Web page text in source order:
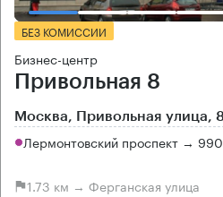
БЕЗ КОМИССИИ
Бизнес-центр
Привольная 8
Москва, Привольная улица,
Лермонтовский проспект →
1.73 км → Ферганская улица